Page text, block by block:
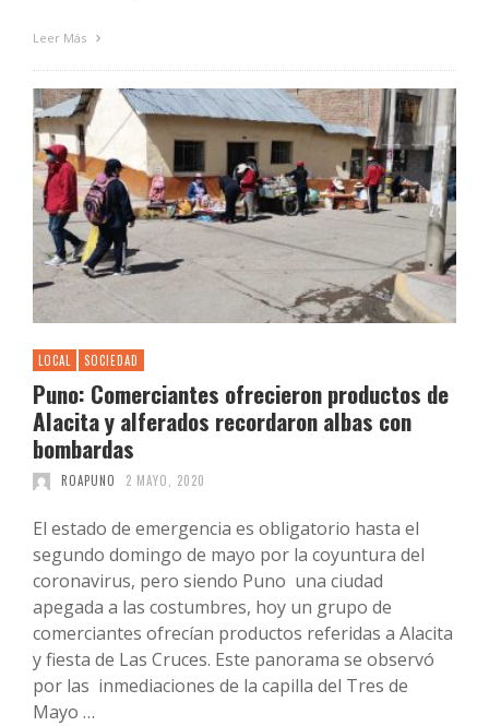
Leer Más
LOCAL SOCIEDAD
Puno: Comerciantes ofrecieron productos de
Alacita y alferados recordaron albas con
bombardas
ROAPUNO 2 MAYO, 2020
El estado de emergencia es obligatorio hasta el
segundo domingo de mayo por la coyuntura del
coronavirus, pero siendo Puno una ciudad
apegada a las costumbres, hoy un grupo de
comerciantes ofrecían productos referidas a Alacita
y fiesta de Las Cruces. Este panorama se observó
por las inmediaciones de la capilla del Tres de
Mayo …